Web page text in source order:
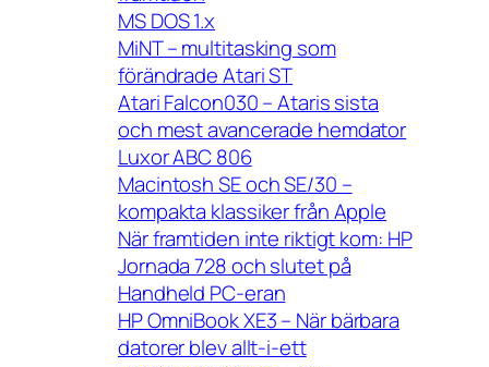
MS DOS 1.x
MiNT – multitasking som
förändrade Atari ST
Atari Falcon030 – Ataris sista
och mest avancerade hemdator
Luxor ABC 806
Macintosh SE och SE/30 –
kompakta klassiker från Apple
När framtiden inte riktigt kom: HP
Jornada 728 och slutet på
Handheld PC-eran
HP OmniBook XE3 – När bärbara
datorer blev allt-i-ett